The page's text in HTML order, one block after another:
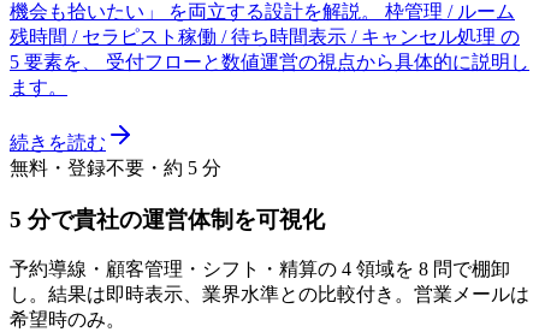
機会も拾いたい」 を両立する設計を解説。 枠管理 / ルーム
残時間 / セラピスト稼働 / 待ち時間表示 / キャンセル処理 の
5 要素を、 受付フローと数値運営の視点から具体的に説明し
ます。
続きを読む
無料・登録不要・約 5 分
5 分で貴社の運営体制を可視化
予約導線・顧客管理・シフト・精算の 4 領域を 8 問で棚卸
し。結果は即時表示、業界水準との比較付き。営業メールは
希望時のみ。